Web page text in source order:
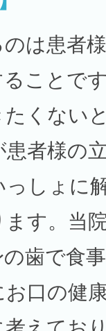
は患者
ことで
くない
者様の
しょに
す。当
歯で食
口の健